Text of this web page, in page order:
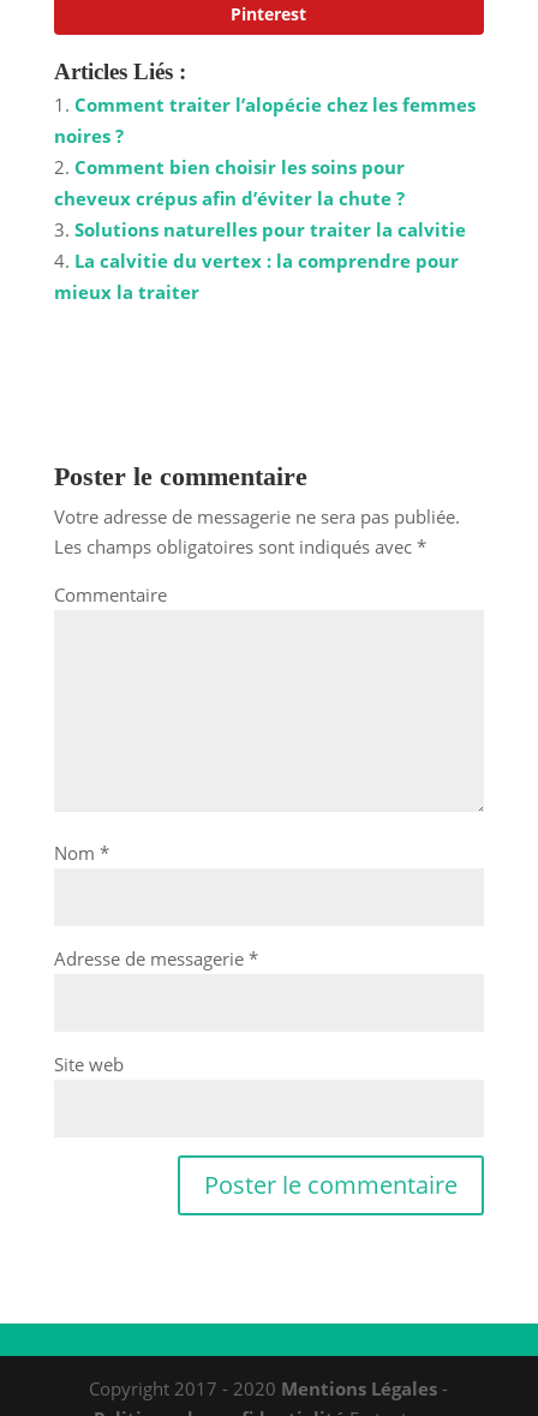
Pinterest
Articles Liés :
Comment traiter l’alopécie chez les femmes
noires ?
Comment bien choisir les soins pour
cheveux crépus afin d’éviter la chute ?
Solutions naturelles pour traiter la calvitie
La calvitie du vertex : la comprendre pour
mieux la traiter
Poster le commentaire
Votre adresse de messagerie ne sera pas publiée.
Les champs obligatoires sont indiqués avec *
Commentaire
Nom *
Adresse de messagerie *
Site web
Copyright 2017 - 2020 Mentions Légales -